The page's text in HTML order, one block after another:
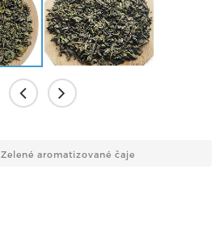
Zelené aromatizované čaje